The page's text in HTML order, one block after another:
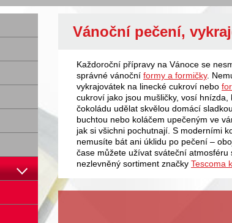
Vánoční pečení,
Každoroční přípravy na Vánoce se
správné vánoční formy a formičky.
vykrajovátek na linecké cukroví nebo
cukroví jako jsou mušličky, vosí
čokoládu udělat skvělou domácí
buchtou nebo koláčem upečeným ve
jak si všichni pochutnají. S moderními
nemusíte bát ani úklidu po pečení –
čase můžete užívat sváteční
nezlevněný sortiment značky Tescoma